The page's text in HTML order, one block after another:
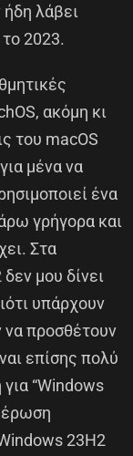
λάβει
2023.
ακόμη κι
του macOS
μένα να
ένα
γρήγορα και
Στα
μου δίνει
υπάρχουν
να προσθέτουν
επίσης πολύ
“Windows
23H2